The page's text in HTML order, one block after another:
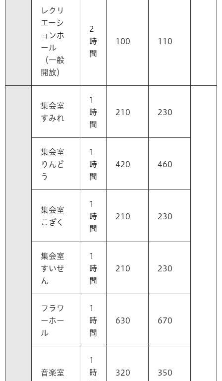
レクリ
エーシ
ョンホ
ール
（一般
開放）
2
時
間
100 110
集会室
すみれ
1
時
間
210 230
集会室
りんど
う
1
時
間
420 460
集会室
こぎく
1
時
間
210 230
集会室
すいせ
ん
1
時
間
210 230
フラワ
ーホー
ル
1
時
間
630 670
音楽室
1
時
320 350